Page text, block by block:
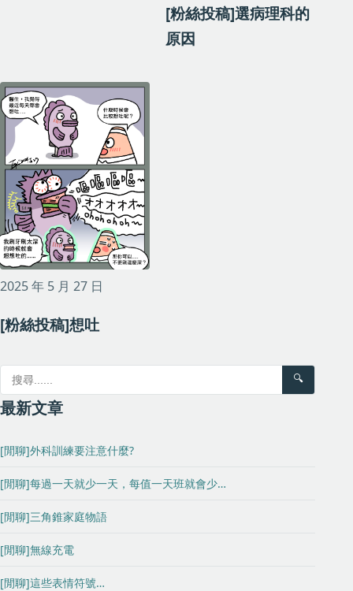
[粉絲投稿]選病理科的
原因
2025 年 5 月 27 日
[粉絲投稿]想吐
🔍
最新文章
[閒聊]外科訓練要注意什麼?
[閒聊]每過一天就少一天，每值一天班就會少…
[閒聊]三角錐家庭物語
[閒聊]無線充電
[閒聊]這些表情符號…